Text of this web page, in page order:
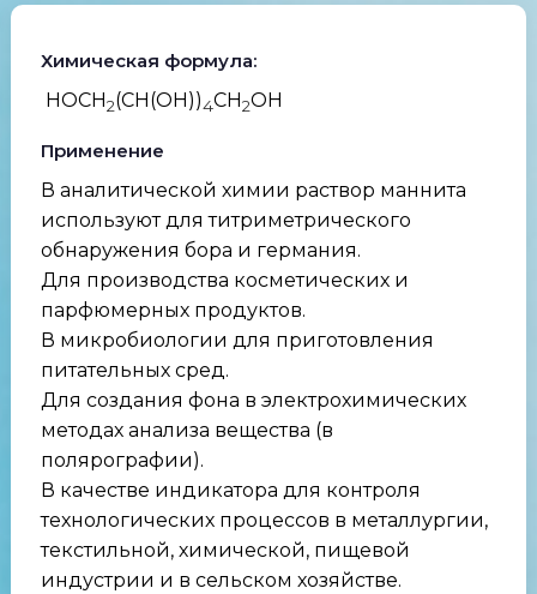
Химическая формула:
HOCH2(CH(OH))4CH2OH
Применение
В аналитической химии раствор маннита
используют для титриметрического
обнаружения бора и германия.
Для производства косметических и
парфюмерных продуктов.
В микробиологии для приготовления
питательных сред.
Для создания фона в электрохимических
методах анализа вещества (в
полярографии).
В качестве индикатора для контроля
технологических процессов в металлургии,
текстильной, химической, пищевой
индустрии и в сельском хозяйстве.